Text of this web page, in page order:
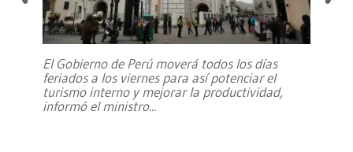
El Gobierno de Perú moverá todos los días
feriados a los viernes para así potenciar el
turismo interno y mejorar la productividad,
informó el ministro...